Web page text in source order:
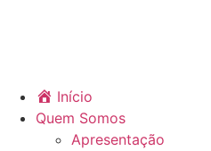
Início
Quem Somos
Apresentação